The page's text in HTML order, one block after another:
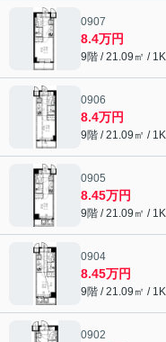
0907
8.4万円
9階 / 21.09㎡ / 1K
0906
8.4万円
9階 / 21.09㎡ / 1K
0905
8.45万円
9階 / 21.09㎡ / 1K
0904
8.45万円
9階 / 21.09㎡ / 1K
0902